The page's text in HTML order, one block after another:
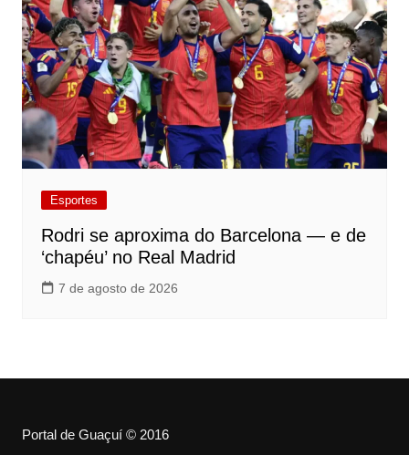
Esportes
Rodri se aproxima do Barcelona — e de
‘chapéu’ no Real Madrid
7 de agosto de 2026
Portal de Guaçuí © 2016